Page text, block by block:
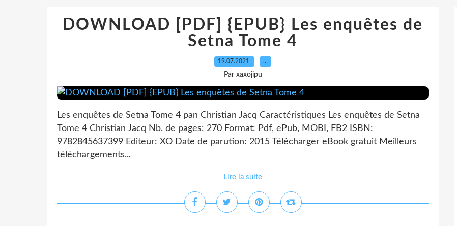
DOWNLOAD [PDF] {EPUB} Les enquêtes de
Setna Tome 4
19.07.2021 …
Par xaxojipu
Les enquêtes de Setna Tome 4 pan Christian Jacq Caractéristiques Les enquêtes de Setna
Tome 4 Christian Jacq Nb. de pages: 270 Format: Pdf, ePub, MOBI, FB2 ISBN:
9782845637399 Editeur: XO Date de parution: 2015 Télécharger eBook gratuit Meilleurs
téléchargements...
Lire la suite